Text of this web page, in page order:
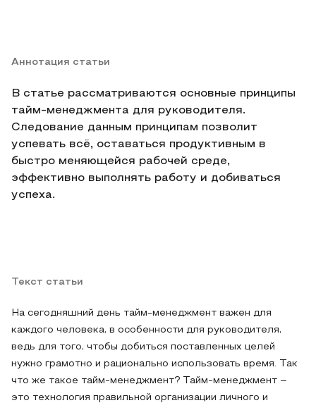
Аннотация статьи
В статье рассматриваются основные принципы
тайм-менеджмента для руководителя.
Следование данным принципам позволит
успевать всё, оставаться продуктивным в
быстро меняющейся рабочей среде,
эффективно выполнять работу и добиваться
успеха.
Текст статьи
На сегодняшний день тайм-менеджмент важен для
каждого человека, в особенности для руководителя,
ведь для того, чтобы добиться поставленных целей
нужно грамотно и рационально использовать время. Так
что же такое тайм-менеджмент? Тайм-менеджмент –
это технология правильной организации личного и